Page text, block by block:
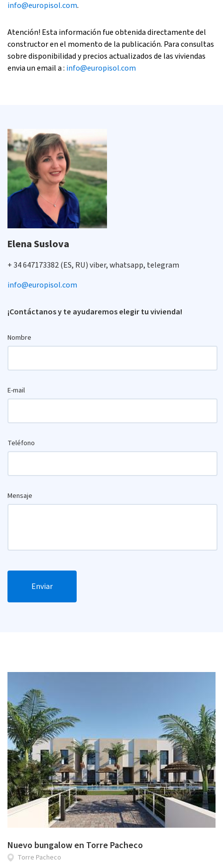
info@europisol.com.
Atención! Esta información fue obtenida directamente del
constructor en el momento de la publicación. Para consultas
sobre disponibilidad y precios actualizados de las viviendas
envia un email a : info@europisol.com
Elena Suslova
+ 34 647173382 (ES, RU) viber, whatsapp, telegram
info@europisol.com
¡Contáctanos y te ayudaremos elegir tu vivienda!
Nombre
E-mail
Teléfono
Mensaje
Enviar
Nuevo bungalow en Torre Pacheco
Torre Pacheco